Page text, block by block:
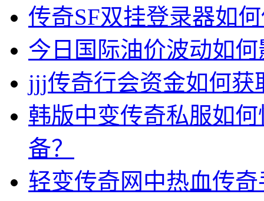
传奇SF双挂登录器如
今日国际油价波动如
jjj传奇行会资金如何获
韩版中变传奇私服如
备？
轻变传奇网中热血传